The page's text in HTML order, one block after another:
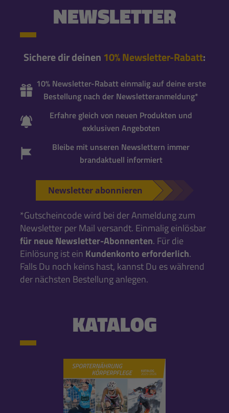
NEWSLETTER
Sichere dir deinen 10% Newsletter-Rabatt:
10% Newsletter-Rabatt einmalig auf deine erste
Bestellung nach der Newsletteranmeldung*
Erfahre gleich von neuen Produkten und
exklusiven Angeboten
Bleibe mit unseren Newslettern immer
brandaktuell informiert
Newsletter abonnieren
*Gutscheincode wird bei der Anmeldung zum
Newsletter per Mail versandt. Einmalig einlösbar
für neue Newsletter-Abonnenten. Für die
Einlösung ist ein Kundenkonto erforderlich.
Falls Du noch keins hast, kannst Du es während
der nächsten Bestellung anlegen.
KATALOG